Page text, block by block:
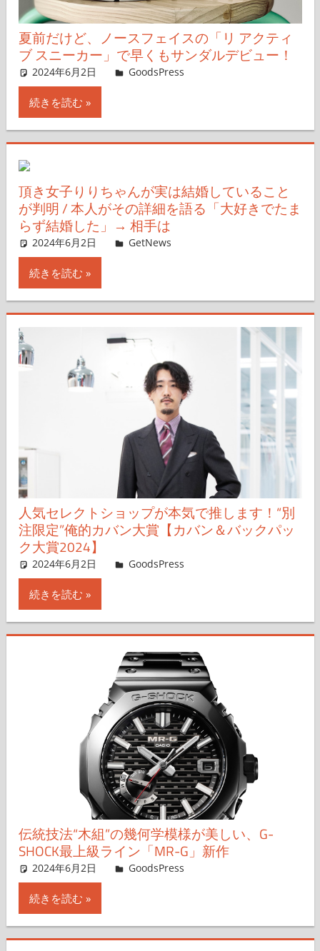
夏前だけど、ノースフェイスの「リ アクティ
ブ スニーカー」で早くもサンダルデビュー！
2024年6月2日 ＆GP
GoodsPress
続きを読む
頂き女子りりちゃんが実は結婚していること
が判明 / 本人がその詳細を語る「大好きでたま
らず結婚した」→ 相手は
2024年6月2日 GetNews
続きを読む
人気セレクトショップが本気で推します！“別
注限定”俺的カバン大賞【カバン＆バックパッ
ク大賞2024】
2024年6月2日 ＆GP
GoodsPress
続きを読む
伝統技法“木組”の幾何学模様が美しい、G-
SHOCK最上級ライン「MR-G」新作
2024年6月2日 ＆GP
GoodsPress
続きを読む